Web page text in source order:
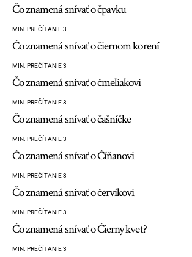
Čo znamená snívať o čpavku
MIN. PREČÍTANIE 3
Čo znamená snívať o čiernom korení
MIN. PREČÍTANIE 3
Čo znamená snívať o čmeliakovi
MIN. PREČÍTANIE 3
Čo znamená snívať o čašníčke
MIN. PREČÍTANIE 3
Čo znamená snívať o Číňanovi
MIN. PREČÍTANIE 3
Čo znamená snívať o červíkovi
MIN. PREČÍTANIE 3
Čo znamená snívať o Čierny kvet?
MIN. PREČÍTANIE 3